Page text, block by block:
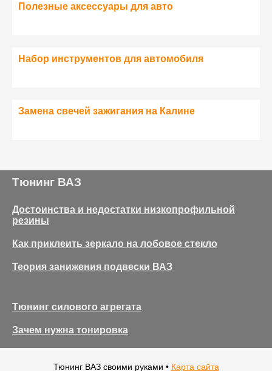
Полезные аксессуары для авто
Набор инструментов для автомобиля
Замена свечей зажигания на Калине
Тюнинг ВАЗ
Достоинства и недостатки низкопрофильной
резины
Как приклеить зеркало на лобовое стекло
Теория занижения подвески ВАЗ
Тюнинг силового агрегата
Зачем нужна тонировка
Тюнинг ВАЗ своими руками • Карта сайта